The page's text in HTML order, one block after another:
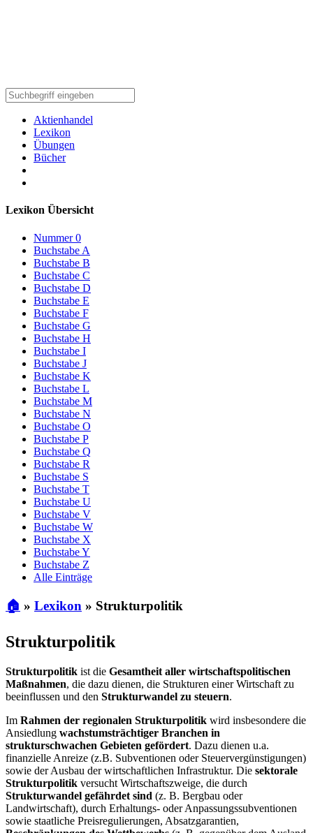
Aktienhandel
Lexikon
Übungen
Bücher
Lexikon Übersicht
Nummer 0
Buchstabe A
Buchstabe B
Buchstabe C
Buchstabe D
Buchstabe E
Buchstabe F
Buchstabe G
Buchstabe H
Buchstabe I
Buchstabe J
Buchstabe K
Buchstabe L
Buchstabe M
Buchstabe N
Buchstabe O
Buchstabe P
Buchstabe Q
Buchstabe R
Buchstabe S
Buchstabe T
Buchstabe U
Buchstabe V
Buchstabe W
Buchstabe X
Buchstabe Y
Buchstabe Z
Alle Einträge
🏠 » Lexikon » Strukturpolitik
Strukturpolitik
Strukturpolitik ist die Gesamtheit aller wirtschaftspolitischen
Maßnahmen, die dazu dienen, die Strukturen einer Wirtschaft zu
beeinflussen und den Strukturwandel zu steuern.
Im Rahmen der regionalen Strukturpolitik wird insbesondere die
Ansiedlung wachstumsträchtiger Branchen in
strukturschwachen Gebieten gefördert. Dazu dienen u.a.
finanzielle Anreize (z.B. Subventionen oder Steuervergünstigungen)
sowie der Ausbau der wirtschaftlichen Infrastruktur. Die sektorale
Strukturpolitik versucht Wirtschaftszweige, die durch
Strukturwandel gefährdet sind (z. B. Bergbau oder
Landwirtschaft), durch Erhaltungs- oder Anpassungssubventionen
sowie staatliche Preisregulierungen, Absatzgarantien,